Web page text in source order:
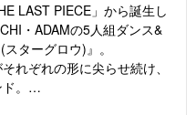
LAST PIECE」から誕生し
・ADAMの5人組ダンス&
ターグロウ)』。
れぞれの形に尖らせ続け、
。